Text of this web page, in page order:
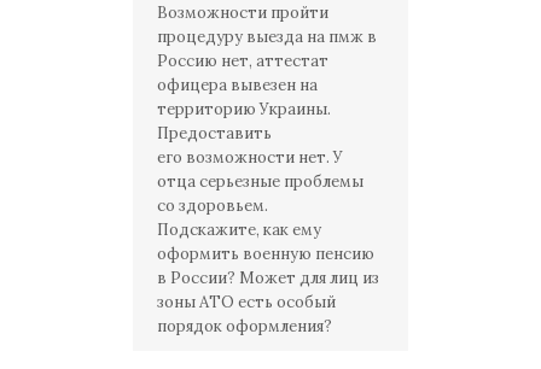
Возможности пройти
процедуру выезда на пмж в
Россию нет, аттестат
офицера вывезен на
территорию Украины.
Предоставить
его возможности нет. У
отца серьезные проблемы
со здоровьем.
Подскажите, как ему
оформить военную пенсию
в России? Может для лиц из
зоны АТО есть особый
порядок оформления?